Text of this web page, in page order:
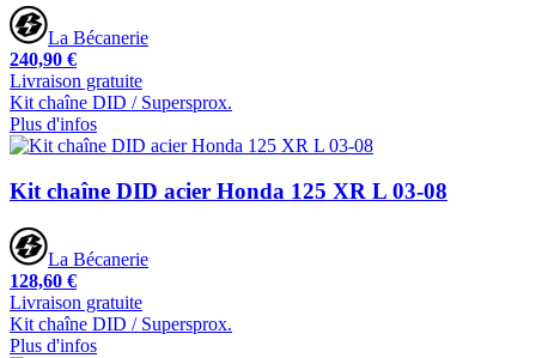
La Bécanerie
240,90 €
Livraison gratuite
Kit chaîne DID / Supersprox.
Plus d'infos
Kit chaîne DID acier Honda 125 XR L 03-08
La Bécanerie
128,60 €
Livraison gratuite
Kit chaîne DID / Supersprox.
Plus d'infos